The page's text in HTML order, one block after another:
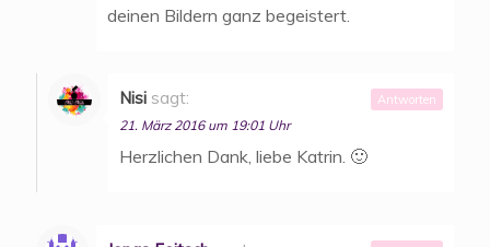
deinen Bildern ganz begeistert.
Nisi sagt:
21. März 2016 um 19:01 Uhr
Herzlichen Dank, liebe Katrin. 🙂
Antworten